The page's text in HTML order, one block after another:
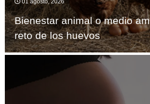
01 agosto, 2026
Bienestar animal o medio
reto de los huevos